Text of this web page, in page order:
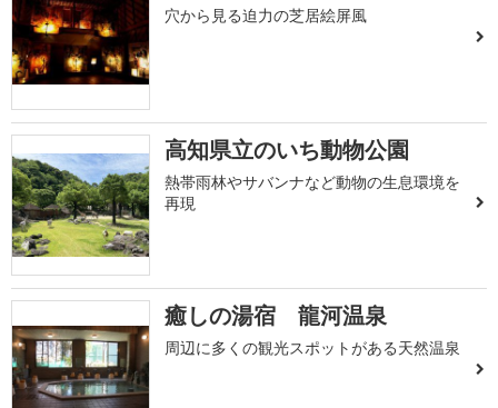
穴から見る迫力の芝居絵屏風
高知県立のいち動物公園
熱帯雨林やサバンナなど動物の生息環境を
再現
癒しの湯宿 龍河温泉
周辺に多くの観光スポットがある天然温泉